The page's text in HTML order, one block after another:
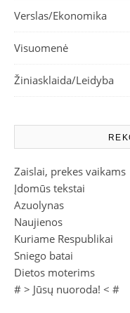
Verslas/Ekonomika
Visuomenė
Žiniasklaida/Leidyba
Zaislai, prekes vaikams
Įdomūs tekstai
Azuolynas
Naujienos
Kuriame Respublikai
Sniego batai
Dietos moterims
# > Jūsų nuoroda! < #